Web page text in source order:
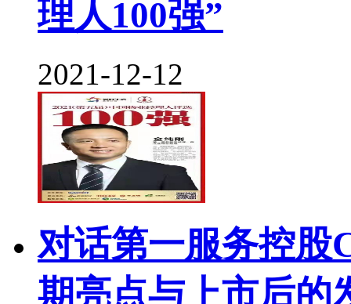
理人100强”
2021-12-12
对话第一服务控
期亮点与上市后的